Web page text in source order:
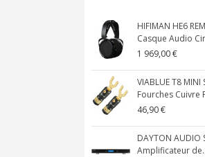
HIFIMAN HE6
Casque Audio
1 969,00 €
VIABLUE T8 MINI
Fourches Cuivre
46,90 €
DAYTON AUDIO
Amplificateur